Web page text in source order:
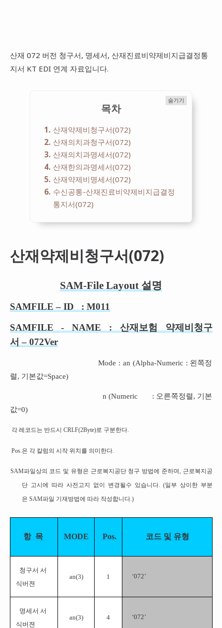
산재 072 버전 청구서, 명세서, 산재진료비약제비지급결정통
지서 KT EDI 연계 자료입니다.
목차
숨기기
1 산재약제비청구서(072)
2 산재의치과청구서(072)
3 산재의치과명세서(072)
4 산재한의과명세서(072)
5 산재약제비명세서(072)
6 수신공통-산재진료비약제비지급결정
통지서(072)
산재약제비청구서(072)
SAM-File Layout 설명
SAMFILE – ID : M011
SAMFILE - NAME : 산재보험 약제비청구
서– 072Ver
Mode : an (Alpha-Numeric : 왼쪽정
렬, 기본값=Space)
n (Numeric : 오른쪽정렬, 기본
값=0)
각 레코드는 반드시 CRLF(2Byte)로 구분한다.
Pos.은 각 칼럼의 시작 위치를 의미한다.
SAM파일상의 코드 및 유형은 근로복지공단 청구 방법에 준하며, 근로복지공
단 고시에 따라 사전고지 없이 변경될수 있습니다. (일부 상이한 부분
은 SAM파일 기재방법에 따라 작성합니다.)
항 목 MODE Pos. 코드 및 유형
청구서 서
식버젼
an(3) 1 ‘072’
명세서 서
식버젼
an(3) 4 ‘072’